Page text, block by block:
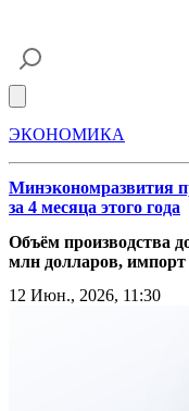
ЭКОНОМИКА
Минэкономразвития
за 4 месяца этого года
Объём производства
млн долларов,
12 Июн., 2026, 11:30